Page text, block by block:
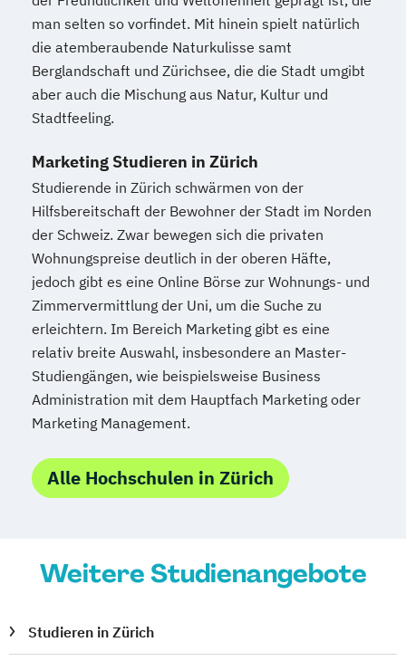
man selten so vorfindet. Mit hinein spielt natürlich
die atemberaubende Naturkulisse samt
Berglandschaft und Zürichsee, die die Stadt umgibt
aber auch die Mischung aus Natur, Kultur und
Stadtfeeling.
Marketing Studieren in Zürich
Studierende in Zürich schwärmen von der
Hilfsbereitschaft der Bewohner der Stadt im Norden
der Schweiz. Zwar bewegen sich die privaten
Wohnungspreise deutlich in der oberen Häfte,
jedoch gibt es eine Online Börse zur Wohnungs- und
Zimmervermittlung der Uni, um die Suche zu
erleichtern. Im Bereich Marketing gibt es eine
relativ breite Auswahl, insbesondere an Master-
Studiengängen, wie beispielsweise Business
Administration mit dem Hauptfach Marketing oder
Marketing Management.
Alle Hochschulen in Zürich
Weitere Studienangebote
Studieren in Zürich